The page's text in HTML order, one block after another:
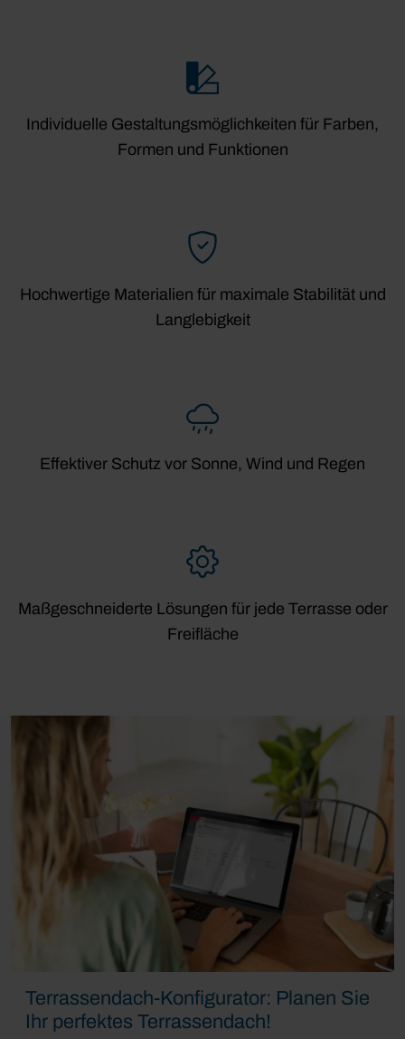
Individuelle Gestaltungsmöglichkeiten für Farben,
Formen und Funktionen
Hochwertige Materialien für maximale Stabilität und
Langlebigkeit
Effektiver Schutz vor Sonne, Wind und Regen
Maßgeschneiderte Lösungen für jede Terrasse oder
Freifläche
Terrassendach-Konfigurator: Planen Sie
Ihr perfektes Terrassendach!